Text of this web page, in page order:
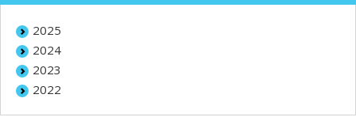
2025
2024
2023
2022